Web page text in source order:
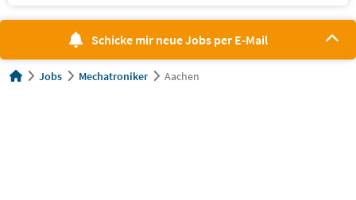
Schicke mir neue Jobs per E-Mail
Jobs Mechatroniker Aachen